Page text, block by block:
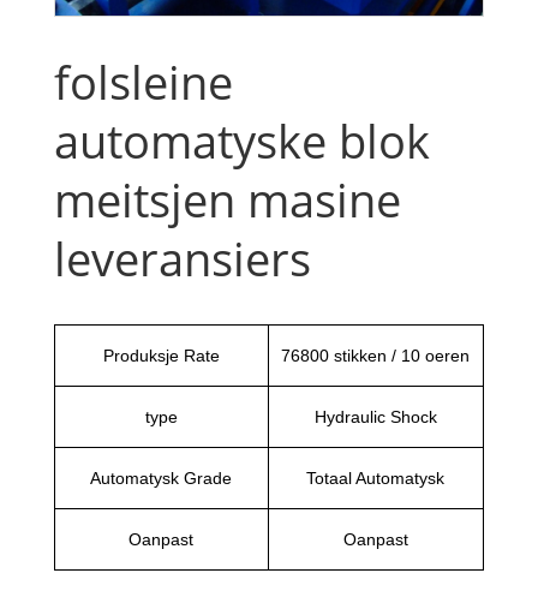
folsleine
automatyske blok
meitsjen masine
leveransiers
Produksje Rate 76800 stikken / 10 oeren
type Hydraulic Shock
Automatysk Grade Totaal Automatysk
Oanpast Oanpast